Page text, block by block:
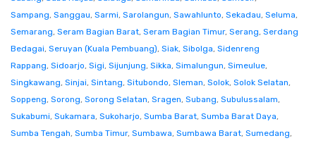
Sampang, Sanggau, Sarmi, Sarolangun, Sawahlunto, Sekadau, Seluma,
Semarang, Seram Bagian Barat, Seram Bagian Timur, Serang, Serdang
Bedagai, Seruyan (Kuala Pembuang), Siak, Sibolga, Sidenreng
Rappang, Sidoarjo, Sigi, Sijunjung, Sikka, Simalungun, Simeulue,
Singkawang, Sinjai, Sintang, Situbondo, Sleman, Solok, Solok Selatan,
Soppeng, Sorong, Sorong Selatan, Sragen, Subang, Subulussalam,
Sukabumi, Sukamara, Sukoharjo, Sumba Barat, Sumba Barat Daya,
Sumba Tengah, Sumba Timur, Sumbawa, Sumbawa Barat, Sumedang,